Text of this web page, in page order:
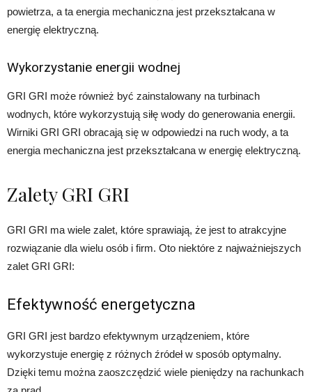
powietrza, a ta energia mechaniczna jest przekształcana w
energię elektryczną.
Wykorzystanie energii wodnej
GRI GRI może również być zainstalowany na turbinach
wodnych, które wykorzystują siłę wody do generowania energii.
Wirniki GRI GRI obracają się w odpowiedzi na ruch wody, a ta
energia mechaniczna jest przekształcana w energię elektryczną.
Zalety GRI GRI
GRI GRI ma wiele zalet, które sprawiają, że jest to atrakcyjne
rozwiązanie dla wielu osób i firm. Oto niektóre z najważniejszych
zalet GRI GRI:
Efektywność energetyczna
GRI GRI jest bardzo efektywnym urządzeniem, które
wykorzystuje energię z różnych źródeł w sposób optymalny.
Dzięki temu można zaoszczędzić wiele pieniędzy na rachunkach